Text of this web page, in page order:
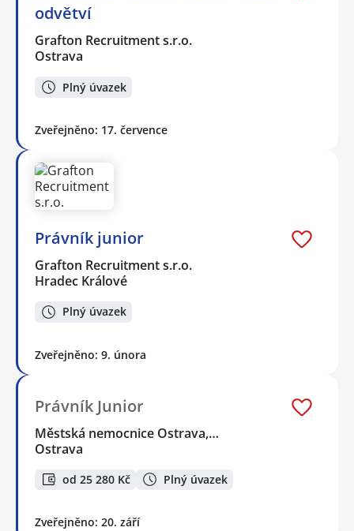
odvětví
Grafton Recruitment s.r.o.
Ostrava
Plný úvazek
Zveřejněno: 17. července
Právník junior
Grafton Recruitment s.r.o.
Hradec Králové
Plný úvazek
Zveřejněno: 9. února
Právník Junior
Městská nemocnice Ostrava,…
Ostrava
od 25 280 Kč Plný úvazek
Zveřejněno: 20. září